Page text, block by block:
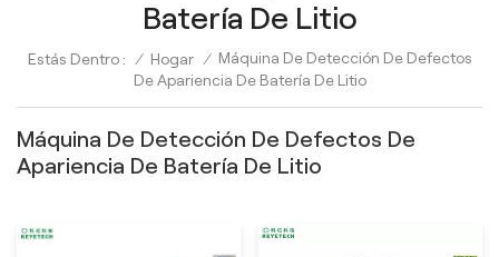
Batería De Litio
Estás Dentro : / Hogar / Máquina De Detección De Defectos
De Apariencia De Batería De Litio
Máquina De Detección De Defectos De
Apariencia De Batería De Litio